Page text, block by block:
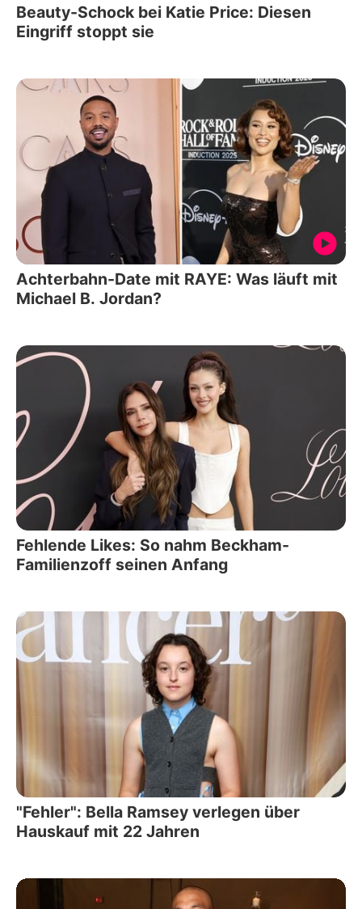
Beauty-Schock bei Katie Price: Diesen
Eingriff stoppt sie
Achterbahn-Date mit RAYE: Was läuft mit
Michael B. Jordan?
Fehlende Likes: So nahm Beckham-
Familienzoff seinen Anfang
"Fehler": Bella Ramsey verlegen über
Hauskauf mit 22 Jahren